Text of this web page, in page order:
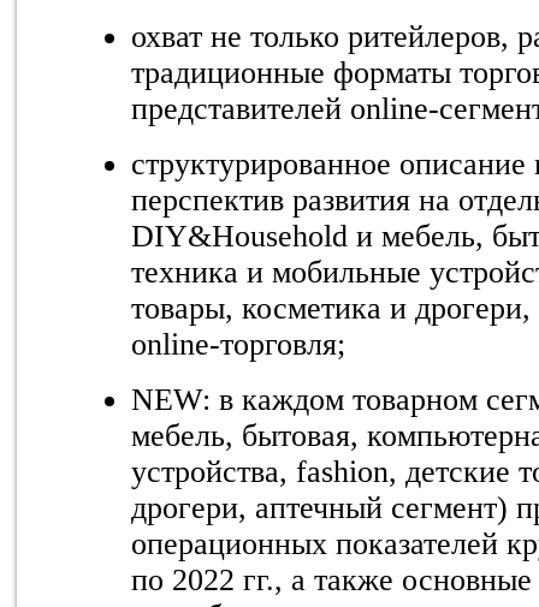
охват не только ритейлеров,
традиционные форматы
представителей online-
структурированное
перспектив развития на
DIY&Household и мебель,
техника и мобильные
товары, косметика и
online-торговля;
NEW: в каждом товарном
мебель, бытовая,
устройства, fashion, детские
дрогери, аптечный сегмент)
операционных показателей
по 2022 гг., а также